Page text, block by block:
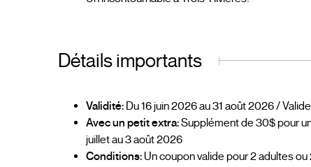
Détails importants
Validité: Du 16 juin 2026 au 31 août 2026 /
Avec un petit extra:Supplément de 30$ pour
juillet au 3 août 2026
Conditions:Un coupon valide pour 2 adultes